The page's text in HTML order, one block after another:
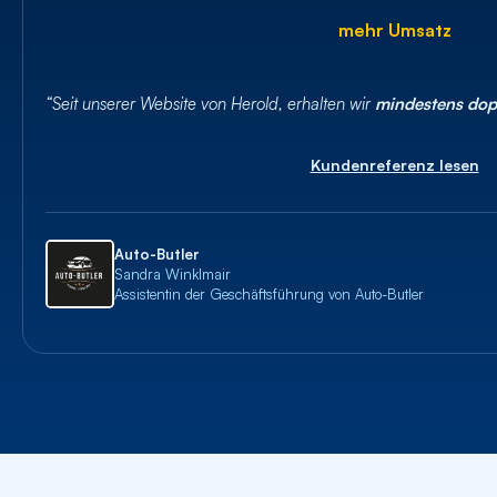
mehr Umsatz
“Seit unserer Website von Herold, erhalten wir mindestens
Kundenreferenz lesen
Auto-Butler
Sandra Winklmair
Assistentin der Geschäftsführung von Auto-Butler